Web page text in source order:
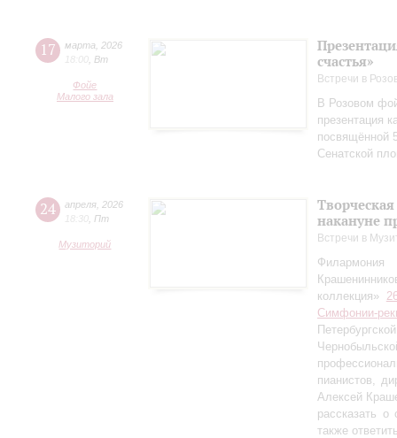
17 марта
2026
18:00
Вт
Фойе
Малого зала
счастья»
Встречи в
В Розовом
презентация
посвящённой
Сенатской
24 апреля 2026
18:30
Пт
Музиторий
накануне
Встречи в
коллекция»
Симфонии-
пианистов,
Алексей
рассказать
также